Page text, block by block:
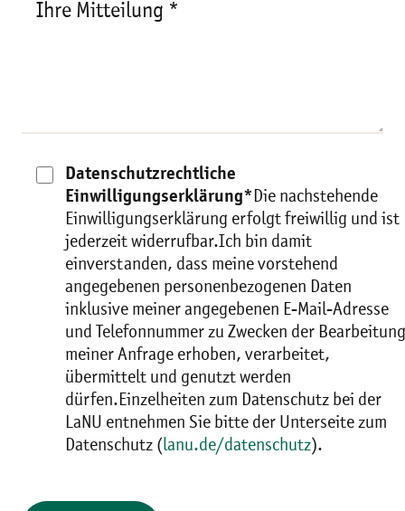
Ihre Mitteilung *
Datenschutzrechtliche
Einwilligungserklärung* Die nachstehende
Einwilligungserklärung erfolgt freiwillig und ist
jederzeit widerrufbar.Ich bin damit
einverstanden, dass meine vorstehend
angegebenen personenbezogenen Daten
inklusive meiner angegebenen E-Mail-Adresse
und Telefonnummer zu Zwecken der Bearbeitung
meiner Anfrage erhoben, verarbeitet,
übermittelt und genutzt werden
dürfen.Einzelheiten zum Datenschutz bei der
LaNU entnehmen Sie bitte der Unterseite zum
Datenschutz (lanu.de/datenschutz).